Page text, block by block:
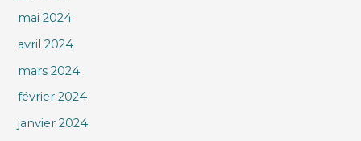
mai 2024
avril 2024
mars 2024
février 2024
janvier 2024